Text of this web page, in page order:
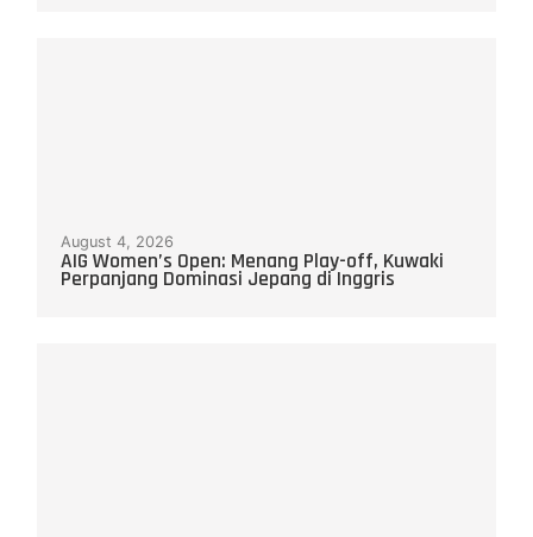
August 4, 2026
AIG Women’s Open: Menang Play-off, Kuwaki
Perpanjang Dominasi Jepang di Inggris